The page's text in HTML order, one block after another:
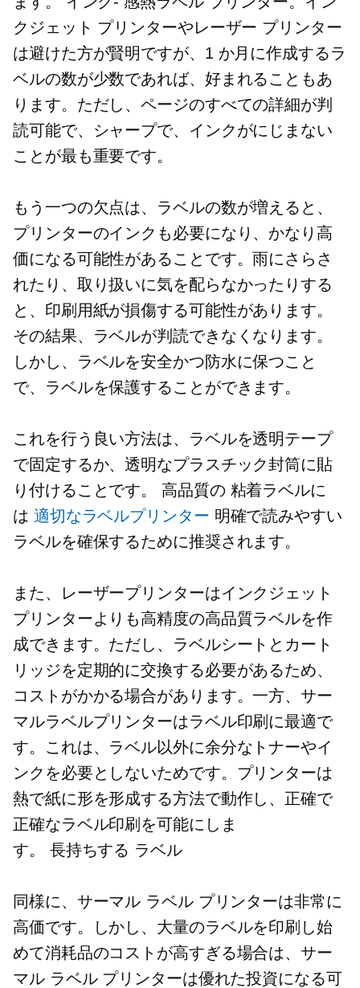
クジェット プリンターやレーザー プリンター
は避けた方が賢明ですが、1 か月に作成するラ
ベルの数が少数であれば、好まれることもあ
ります。ただし、ページのすべての詳細が判
読可能で、シャープで、インクがにじまない
ことが最も重要です。
もう一つの欠点は、ラベルの数が増えると、
プリンターのインクも必要になり、かなり高
価になる可能性があることです。雨にさらさ
れたり、取り扱いに気を配らなかったりする
と、印刷用紙が損傷する可能性があります。
その結果、ラベルが判読できなくなります。
しかし、ラベルを安全かつ防水に保つこと
で、ラベルを保護することができます。
これを行う良い方法は、ラベルを透明テープ
で固定するか、透明なプラスチック封筒に貼
り付けることです。 高品質の 粘着ラベルに
は 適切なラベルプリンター 明確で読みやすい
ラベルを確保するために推奨されます。
また、レーザープリンターはインクジェット
プリンターよりも高精度の高品質ラベルを作
成できます。ただし、ラベルシートとカート
リッジを定期的に交換する必要があるため、
コストがかかる場合があります。一方、サー
マルラベルプリンターはラベル印刷に最適で
す。これは、ラベル以外に余分なトナーやイ
ンクを必要としないためです。プリンターは
熱で紙に形を形成する方法で動作し、正確で
正確なラベル印刷を可能にしま
す。 長持ちする ラベル
同様に、サーマル ラベル プリンターは非常に
高価です。しかし、大量のラベルを印刷し始
めて消耗品のコストが高すぎる場合は、サー
マル ラベル プリンターは優れた投資になる可